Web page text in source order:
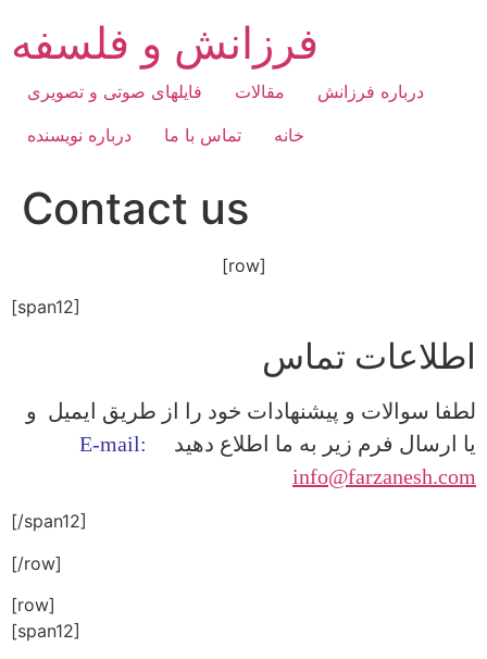
content
فرزانش و فلسفه
فایلهای صوتی و تصویری مقالات
درباره فرزانش
درباره نویسنده
تماس با ما خانه
Contact us
[row]
[span12]
اطلاعات تماس
لطفا سوالات و پیشنهادات خود را از طریق ایمیل و
یا ارسال فرم زیر به ما اطلاع دهید E-mail:
info@farzanesh.com
[/span12]
[/row]
[row]
[span12]